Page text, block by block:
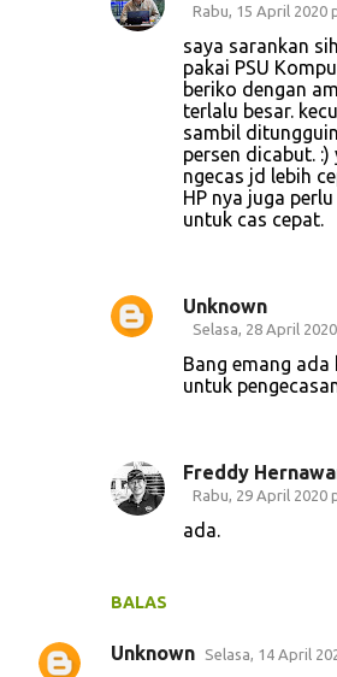
BALAS
Rabu, 15 April 2020
saya sarankan
pakai PSU
beriko dengan
terlalu besar.
sambil
persen dicabut.
ngecas jd lebih
HP nya juga
untuk cas cepat.
Unknown
Selasa, 28 April
Bang emang
untuk
Freddy
Rabu, 29 April 2020
ada.
Unknown Selasa, 14 April